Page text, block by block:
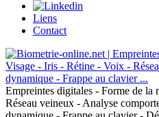
Liens
Contact
Empreintes digitales - Forme de la
Réseau veineux - Analyse